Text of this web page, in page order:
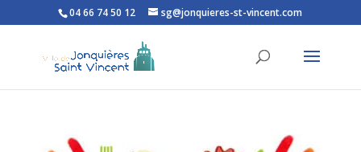
Ouvrir la barre d’outils
04 66 74 50 12 sg@jonquieres-st-vincent.com